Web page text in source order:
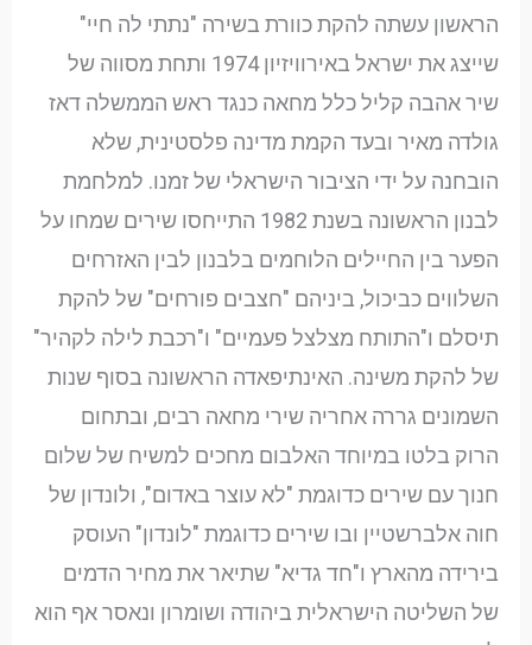
הראשון עשתה להקת כוורת בשירה "נתתי לה חיי"
שייצג את ישראל באירוויזיון 1974 ותחת מסווה של
שיר אהבה קליל כלל מחאה כנגד ראש הממשלה דאז
גולדה מאיר ובעד הקמת מדינה פלסטינית, שלא
הובחנה על ידי הציבור הישראלי של זמנו. למלחמת
לבנון הראשונה בשנת 1982 התייחסו שירים שמחו על
הפער בין החיילים הלוחמים בלבנון לבין האזרחים
השלווים כביכול, ביניהם "חצבים פורחים" של להקת
תיסלם ו"התותח מצלצל פעמיים" ו"רכבת לילה לקהיר"
של להקת משינה. האינתיפאדה הראשונה בסוף שנות
השמונים גררה אחריה שירי מחאה רבים, ובתחום
הרוק בלטו במיוחד האלבום מחכים למשיח של שלום
חנוך עם שירים כדוגמת "לא עוצר באדום", ולונדון של
חוה אלברשטיין ובו שירים כדוגמת "לונדון" העוסק
בירידה מהארץ ו"חד גדיא" שתיאר את מחיר הדמים
של השליטה הישראלית ביהודה ושומרון ונאסר אף הוא